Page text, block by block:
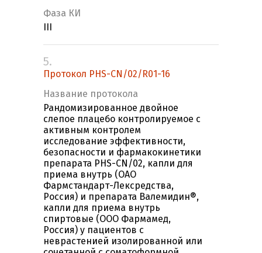
Фаза КИ
5.
Протокол PHS-CN/02/R01-16
Название протокола
Рандомизированное двойное
слепое плацебо контролируемое с
активным контролем
исследование эффективности,
безопасности и фармакокинетики
препарата PHS-CN/02, капли для
приема внутрь (ОАО
Фармстандарт-Лексредства,
Россия) и препарата Валемидин®,
капли для приема внутрь
спиртовые (ООО Фармамед,
Россия) у пациентов с
неврастенией изолированной или